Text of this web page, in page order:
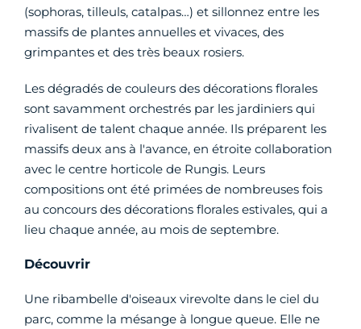
(sophoras, tilleuls, catalpas…) et sillonnez entre les
massifs de plantes annuelles et vivaces, des
grimpantes et des très beaux rosiers.
Les dégradés de couleurs des décorations florales
sont savamment orchestrés par les jardiniers qui
rivalisent de talent chaque année. Ils préparent les
massifs deux ans à l'avance, en étroite collaboration
avec le centre horticole de Rungis. Leurs
compositions ont été primées de nombreuses fois
au concours des décorations florales estivales, qui a
lieu chaque année, au mois de septembre.
Découvrir
Une ribambelle d'oiseaux virevolte dans le ciel du
parc, comme la mésange à longue queue. Elle ne